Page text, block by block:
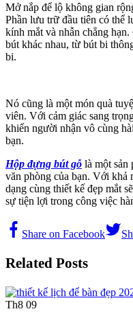
Mở nắp để lộ không gian
Phần lưu trữ đầu tiên có thể
kính mắt và nhẫn chẳng
bút khác nhau, từ bút bi
bi.
Nó cũng là một món quà
viên. Với cảm giác sang
khiến người nhận vô cùng
bạn.
Hộp đựng bút gỗ là một sản
văn phòng của bạn. Với khả
dạng cùng thiết kế đẹp mắt
sự tiện lợi trong công việc
Share on Facebook
Related Posts
Th8 09